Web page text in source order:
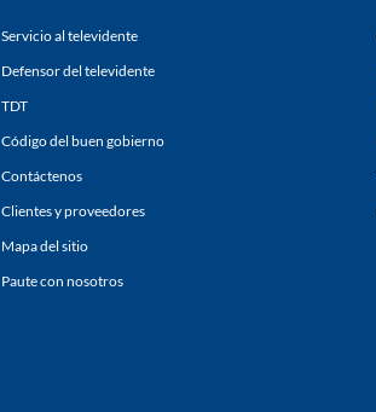
Servicio al televidente
Defensor del televidente
TDT
Código del buen gobierno
Contáctenos
Clientes y proveedores
Mapa del sitio
Paute con nosotros